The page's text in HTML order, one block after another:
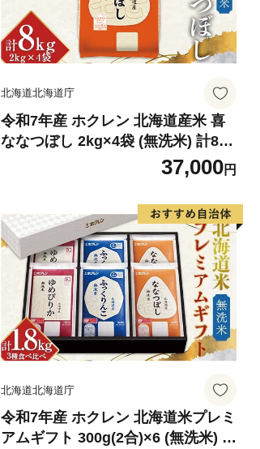
北海道北海道庁
令和7年産 ホクレン 北海道産米 喜
ななつぼし 2kg×4袋 (無洗米) 計8kg
ごはん こめ 白米 F6S-77337,000円
北海道北海道庁
令和7年産 ホクレン 北海道米プレミ
アムギフト 300g(2合)×6 (無洗米) ゆ